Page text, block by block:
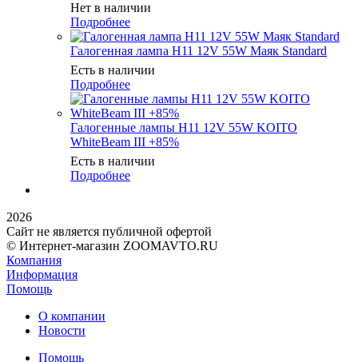
Нет в наличии
Подробнее
Галогенная лампа H11 12V 55W Маяк Standard
Есть в наличии
Подробнее
Галогенные лампы H11 12V 55W KOITO
WhiteBeam III +85%
Есть в наличии
Подробнее
2026
Сайт не является публичной офертой
© Интернет-магазин ZOOMAVTO.RU
Компания
Информация
Помощь
О компании
Новости
Помощь